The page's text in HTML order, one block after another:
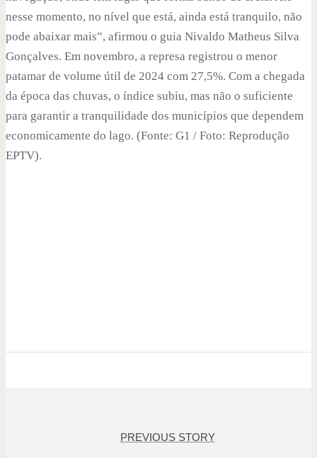
nesse momento, no nível que está, ainda está tranquilo, não
pode abaixar mais”, afirmou o guia Nivaldo Matheus Silva
Gonçalves. Em novembro, a represa registrou o menor
patamar de volume útil de 2024 com 27,5%. Com a chegada
da época das chuvas, o índice subiu, mas não o suficiente
para garantir a tranquilidade dos municípios que dependem
economicamente do lago. (Fonte: G1 / Foto: Reprodução
EPTV).
PREVIOUS STORY